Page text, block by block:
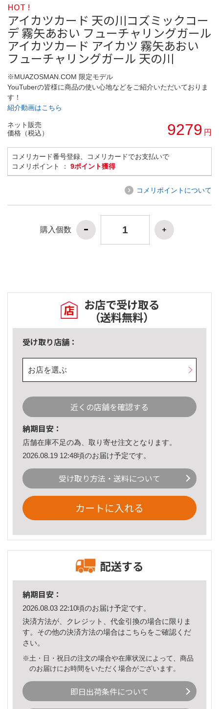
HOT !
アイカツカード 天の川コズミックコー
デ 霧矢あおい フューチャリングガール
アイカツカード アイカツ 霧矢あおい
フューチャリングガール 天の川
※MUAZOSMAN.COM 限定モデル
YouTuberの皆様に商品の使い心地などをご紹介いただいておりま
す！
紹介動画はこちら
ネット販売
価格（税込）
9279 円
コメリカード番号登録、コメリカードでお支払いで
コメリポイント ： 9ポイント獲得
コメリポイントについて
購入個数
お店で受け取る
（送料無料）
受け取り店舗：
お店を選ぶ
近くの店舗を確認する
納期目安：
店舗在庫不足の為、取り寄せ注文となります。
2026.08.19 12:48頃のお届け予定です。
受け取り方法・送料について
カートに入れる
配送する
納期目安：
2026.08.03 22:10頃のお届け予定です。
決済方法が、クレジット、代金引換の場合に限りま
す。その他の決済方法の場合はこちら をご確認くだ
さい。
※土・日・祝日の注文の場合や在庫状況によって、商品
のお届けにお時間をいただく場合がございます。
即日出荷条件について